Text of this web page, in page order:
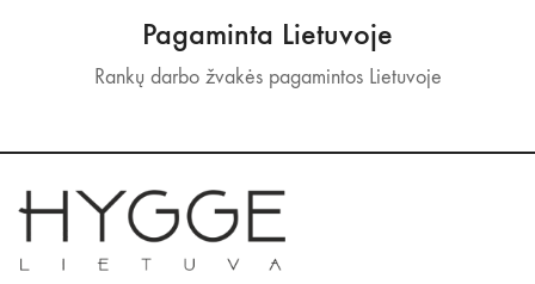
Pagaminta Lietuvoje
Rankų darbo žvakės pagamintos Lietuvoje